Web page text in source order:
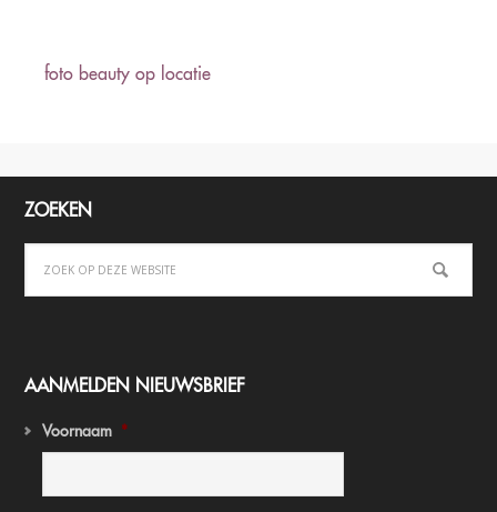
foto beauty op locatie
ZOEKEN
AANMELDEN NIEUWSBRIEF
Voornaam *